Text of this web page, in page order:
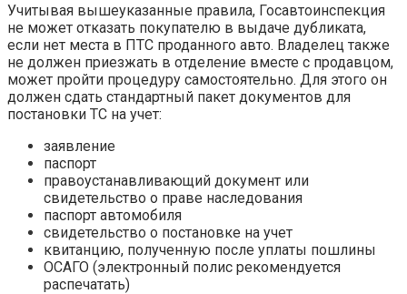
Учитывая вышеуказанные правила, Госавтоинспекция
не может отказать покупателю в выдаче дубликата,
если нет места в ПТС проданного авто. Владелец также
не должен приезжать в отделение вместе с продавцом,
может пройти процедуру самостоятельно. Для этого он
должен сдать стандартный пакет документов для
постановки ТС на учет:
заявление
паспорт
правоустанавливающий документ или
свидетельство о праве наследования
паспорт автомобиля
свидетельство о постановке на учет
квитанцию, полученную после уплаты пошлины
ОСАГО (электронный полис рекомендуется
распечатать)